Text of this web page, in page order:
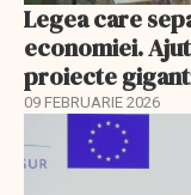
Legea care
economiei.
proiecte
09 FEBRUARIE 2026